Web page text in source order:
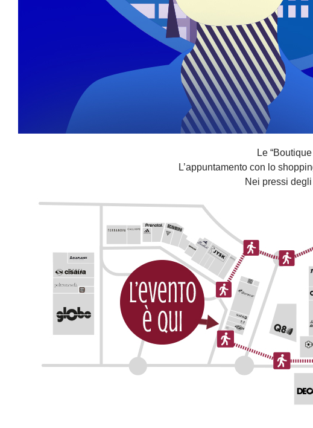
Le
L’appuntamento con lo
Nei pressi